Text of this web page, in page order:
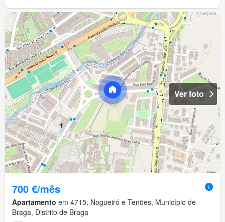
Ver foto
700 €/mês
Apartamento em 4715, Nogueiró e Tenões, Município de
Braga, Distrito de Braga